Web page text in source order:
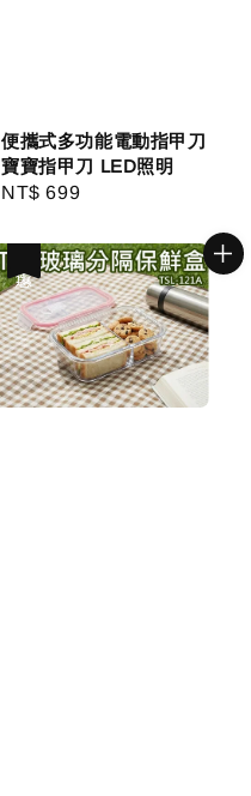
便攜式多功能電動指甲刀
寶寶指甲刀 LED照明
Regular
NT$ 699